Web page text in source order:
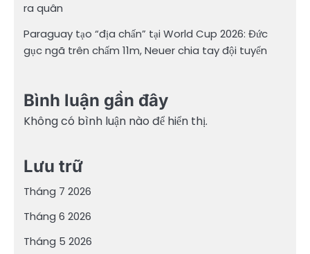
ra quân
Paraguay tạo “địa chấn” tại World Cup 2026: Đức
gục ngã trên chấm 11m, Neuer chia tay đội tuyển
Bình luận gần đây
Không có bình luận nào để hiển thị.
Lưu trữ
Tháng 7 2026
Tháng 6 2026
Tháng 5 2026